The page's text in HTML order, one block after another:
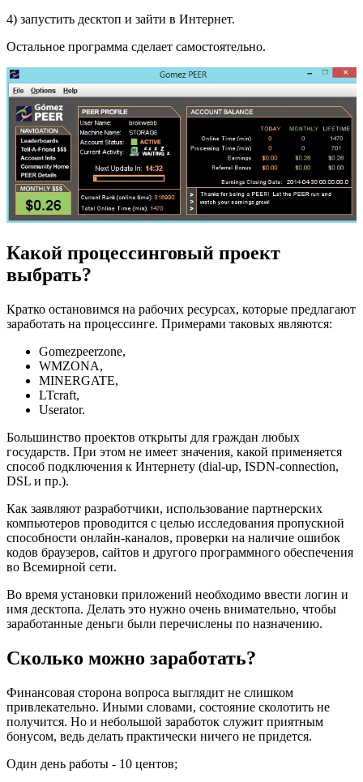
4) запустить десктоп и зайти в Интернет.
Остальное программа сделает самостоятельно.
Какой процессинговый проект
выбрать?
Кратко остановимся на рабочих ресурсах, которые предлагают
заработать на процессинге. Примерами таковых являются:
Gomezpeerzone,
WMZONA,
MINERGATE,
LTcraft,
Userator.
Большинство проектов открыты для граждан любых
государств. При этом не имеет значения, какой применяется
способ подключения к Интернету (dial-up, ISDN-connection,
DSL и пр.).
Как заявляют разработчики, использование партнерских
компьютеров проводится с целью исследования пропускной
способности онлайн-каналов, проверки на наличие ошибок
кодов браузеров, сайтов и другого программного обеспечения
во Всемирной сети.
Во время установки приложений необходимо ввести логин и
имя десктопа. Делать это нужно очень внимательно, чтобы
заработанные деньги были перечислены по назначению.
Сколько можно заработать?
Финансовая сторона вопроса выглядит не слишком
привлекательно. Иными словами, состояние сколотить не
получится. Но и небольшой заработок служит приятным
бонусом, ведь делать практически ничего не придется.
Один день работы - 10 центов;